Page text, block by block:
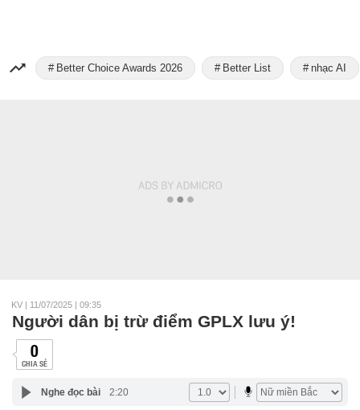
Better Choice Awards 2026 Better List nhạc AI
KV | 11/07/2025 | 09:35
Người dân bị trừ điểm GPLX lưu ý!
0
CHIA SẺ
Nghe đọc bài 2:20